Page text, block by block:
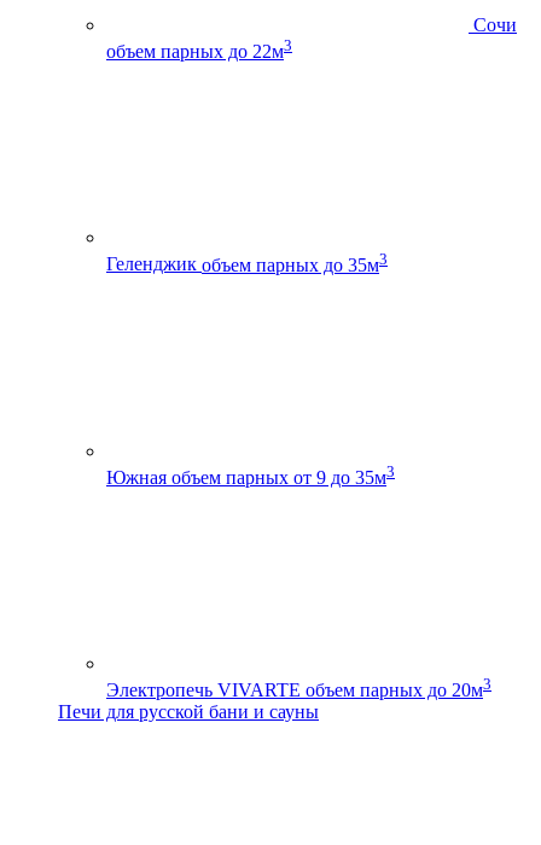
Сочи
объем парных до 22м3
Геленджик объем парных до 35м3
Южная объем парных от 9 до 35м3
Электропечь VIVARTE объем парных до 20м3
Печи для русской бани и сауны